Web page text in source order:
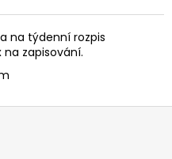
na týdenní rozpis
zapisování.